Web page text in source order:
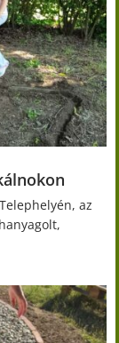
az